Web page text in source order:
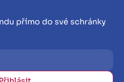
přímo do své schránky